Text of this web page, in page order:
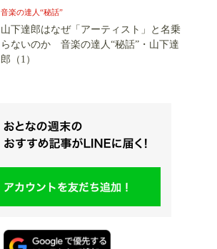
音楽の達人“秘話”
山下達郎はなぜ「アーティスト」と名乗
らないのか 音楽の達人“秘話”・山下達
郎（1）